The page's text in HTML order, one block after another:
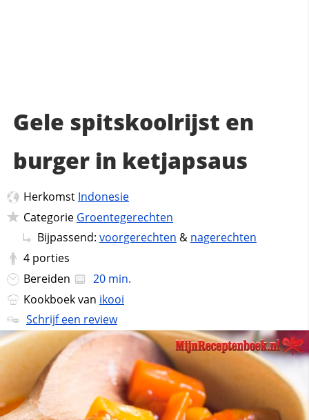
Gele spitskoolrijst en
burger in ketjapsaus
Herkomst Indonesie
Categorie Groentegerechten
Bijpassend: voorgerechten & nagerechten
4 porties
Bereiden
20 min.
Kookboek van ikooi
Schrijf een review